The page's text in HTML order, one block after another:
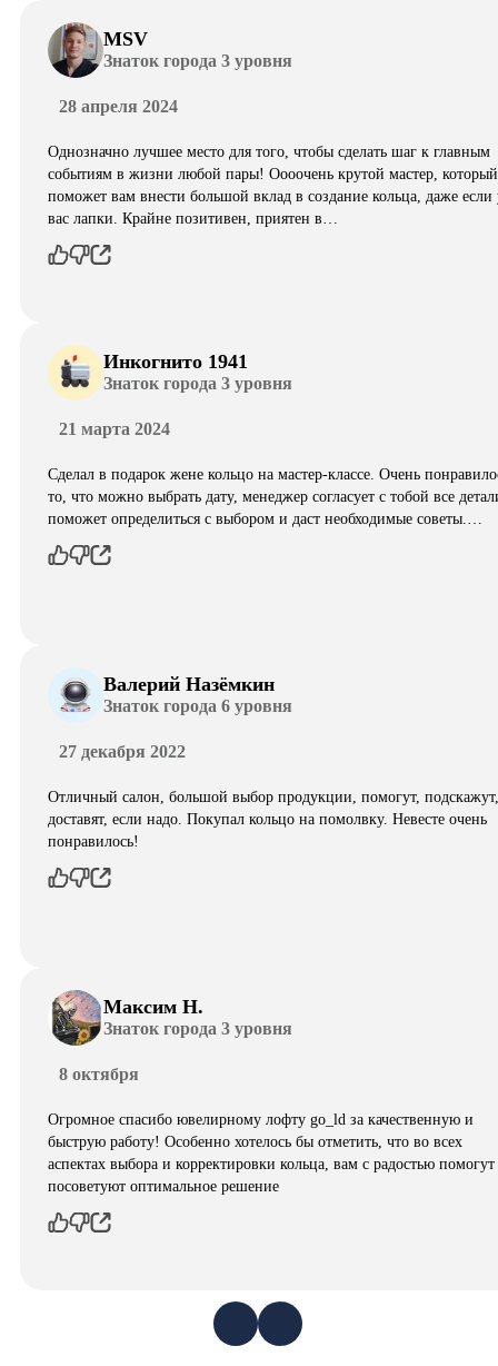
MSV
Знаток города 3 уровня
28 апреля 2024
Однозначно лучшее место для того, чтобы сделать шаг к главным
событиям в жизни любой пары! Оооочень крутой мастер, который
поможет вам внести большой вклад в создание кольца, даже если
вас лапки. Крайне позитивен, приятен в…
Инкогнито 1941
Знаток города 3 уровня
21 марта 2024
Сделал в подарок жене кольцо на мастер-классе. Очень
то, что можно выбрать дату, менеджер согласует с тобой все
поможет определиться с выбором и даст необходимые советы.…
Валерий Назёмкин
Знаток города 6 уровня
27 декабря 2022
Отличный салон, большой выбор продукции, помогут, подскажут,
доставят, если надо. Покупал кольцо на помолвку. Невесте очень
понравилось!
Максим Н.
Знаток города 3 уровня
8 октября
Огромное спасибо ювелирному лофту go_ld за качественную и
быструю работу! Особенно хотелось бы отметить, что во всех
аспектах выбора и корректировки кольца, вам с радостью
посоветуют оптимальное решение